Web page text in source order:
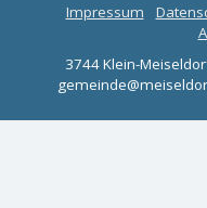
Impressum
3744 Klein-